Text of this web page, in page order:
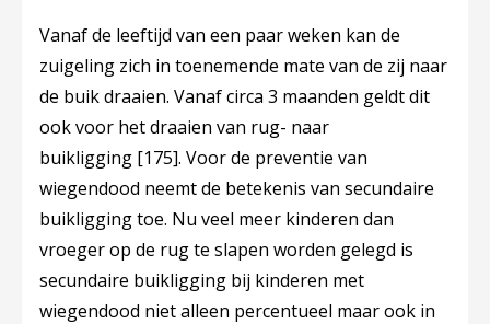
Vanaf de leeftijd van een paar weken kan de
zuigeling zich in toenemende mate van de zij naar
de buik draaien. Vanaf circa 3 maanden geldt dit
ook voor het draaien van rug- naar
buikligging [175]. Voor de preventie van
wiegendood neemt de betekenis van secundaire
buikligging toe. Nu veel meer kinderen dan
vroeger op de rug te slapen worden gelegd is
secundaire buikligging bij kinderen met
wiegendood niet alleen percentueel maar ook in